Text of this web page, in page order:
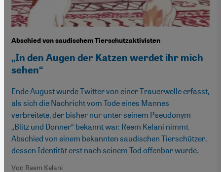
Abschied von saudischem Tierschutzaktivisten
„In den Augen der Katzen werdet ihr mich
sehen“
Ende August wurde Twitter von einer Trauerwelle erfasst,
als sich die Nachricht vom Tode eines Mannes
verbreitete, der bisher nur unter seinem Pseudonym
„Blitz und Donner“ bekannt war. Reem Kelani nimmt
Abschied von einem bekannten saudischen Tierschützer,
dessen Identität erst nach seinem Tod offenbar wurde.
Von Reem Kelani